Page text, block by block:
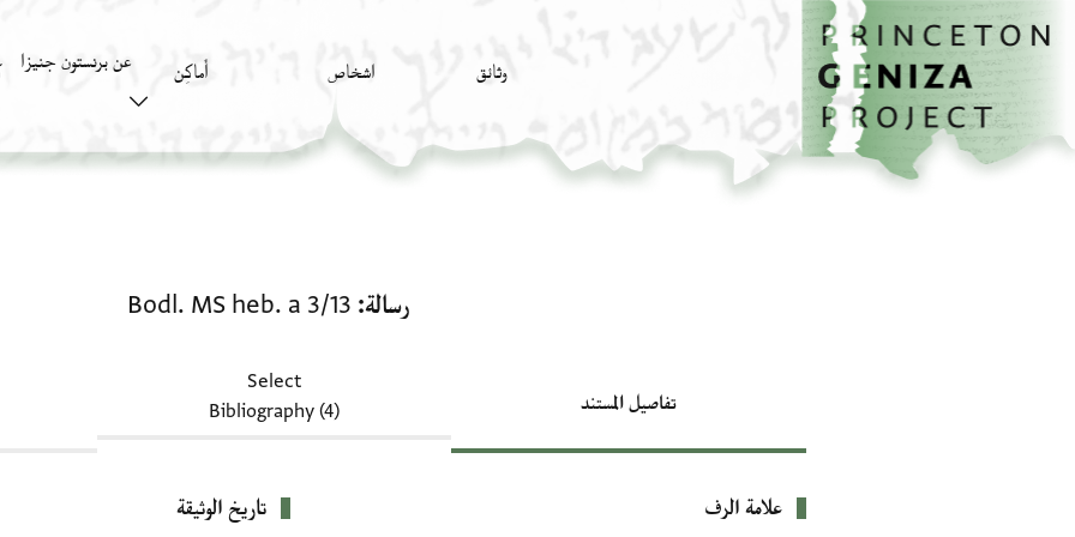
تخطي إلى المحتوى الرئيسي
الصفحة الرئيسية
وثائق اشخاص أَماكِن عن برنستون جنيزا
رسالة Bodl. MS heb. a 3/13
تفاصيل المستند
Select
Bibliography (4)
بيانات التعريف
علامة الرف تاريخ الوثيقة